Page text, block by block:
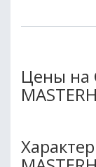
Цены на